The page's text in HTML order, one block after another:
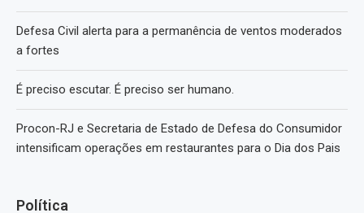
Defesa Civil alerta para a permanência de ventos moderados
a fortes
É preciso escutar. É preciso ser humano.
Procon-RJ e Secretaria de Estado de Defesa do Consumidor
intensificam operações em restaurantes para o Dia dos Pais
Política